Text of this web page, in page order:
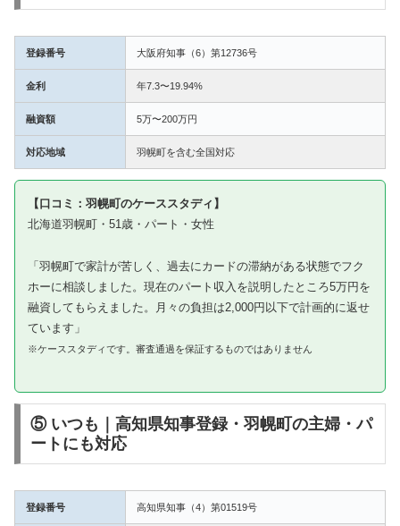
登録番号 大阪府知事（6）第12736号
金利 年7.3〜19.94%
融資額 5万〜200万円
対応地域 羽幌町を含む全国対応
【口コミ：羽幌町のケーススタディ】
北海道羽幌町・51歳・パート・女性
「羽幌町で家計が苦しく、過去にカードの滞納がある状態でフク
ホーに相談しました。現在のパート収入を説明したところ5万円を
融資してもらえました。月々の負担は2,000円以下で計画的に返せ
ています」
※ケーススタディです。審査通過を保証するものではありません
⑤ いつも｜高知県知事登録・羽幌町の主婦・パ
ートにも対応
登録番号 高知県知事（4）第01519号